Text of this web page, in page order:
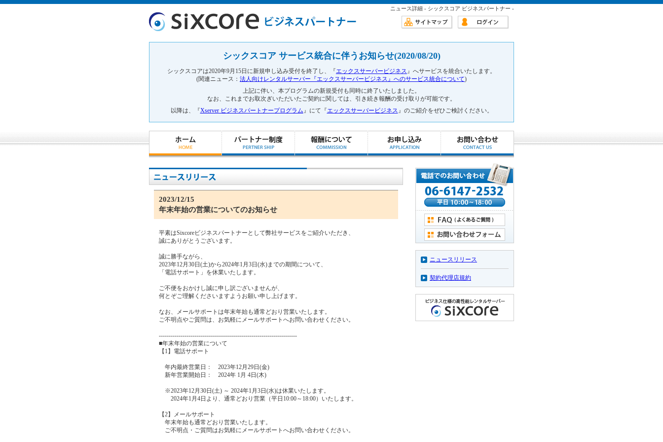
ニュース詳細 - シックスコア ビジネスパートナー -
シックスコア サービス統合に伴うお知らせ(2020/08/20)
シックスコアは2020年9月15日に新規申し込み受付を終了し、『エックスサーバービジネス』へサービスを統合いたします。
(関連ニュース： 法人向けレンタルサーバー『エックスサーバービジネス』へのサービス統合について)
上記に伴い、本プログラムの新規受付も同時に終了いたしました。
なお、これまでお取次ぎいただいたご契約に関しては、引き続き報酬の受け取りが可能です。
以降は、『Xserver ビジネスパートナープログラム』にて『エックスサーバービジネス』のご紹介をぜひご検討ください。
2023/12/15
年末年始の営業についてのお知らせ
平素はSixcoreビジネスパートナーとして弊社サービスをご紹介いただき、
誠にありがとうございます。
誠に勝手ながら、
2023年12月30日(土)から2024年1月3日(水)までの期間について、
「電話サポート」を休業いたします。
ご不便をおかけし誠に申し訳ございませんが、
何とぞご理解くださいますようお願い申し上げます。
なお、メールサポートは年末年始も通常どおり営業いたします。
ご不明点やご質問は、お気軽にメールサポートへお問い合わせください。
----------------------------------------------------------------------
■年末年始の営業について
【1】電話サポート
年内最終営業日： 2023年12月29日(金)
新年営業開始日： 2024年 1月 4日(木)
※2023年12月30日(土) ～ 2024年1月3日(水)は休業いたします。
2024年1月4日より、通常どおり営業（平日10:00～18:00）いたします。
【2】メールサポート
年末年始も通常どおり営業いたします。
ご不明点・ご質問はお気軽にメールサポートへお問い合わせください。
ニュースリリース
契約代理店規約